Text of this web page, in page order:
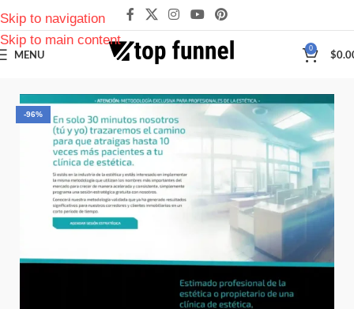
Skip to navigation
Skip to main content
MENU 0 $
-96%